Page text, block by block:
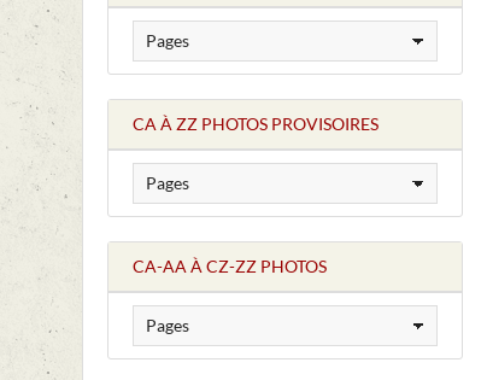
CA À ZZ PHOTOS PROVISOIRES
CA-AA À CZ-ZZ PHOTOS